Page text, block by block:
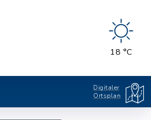
18 °C
Digitaler
Ortsplan